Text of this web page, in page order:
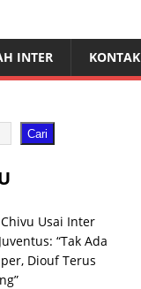
INTER KONTAK
Cari
Usai Inter
“Tak Ada
Diouf Terus